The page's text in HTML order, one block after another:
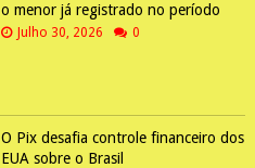
o menor já registrado no período
Julho 30, 2026 0
O Pix desafia controle financeiro dos
EUA sobre o Brasil